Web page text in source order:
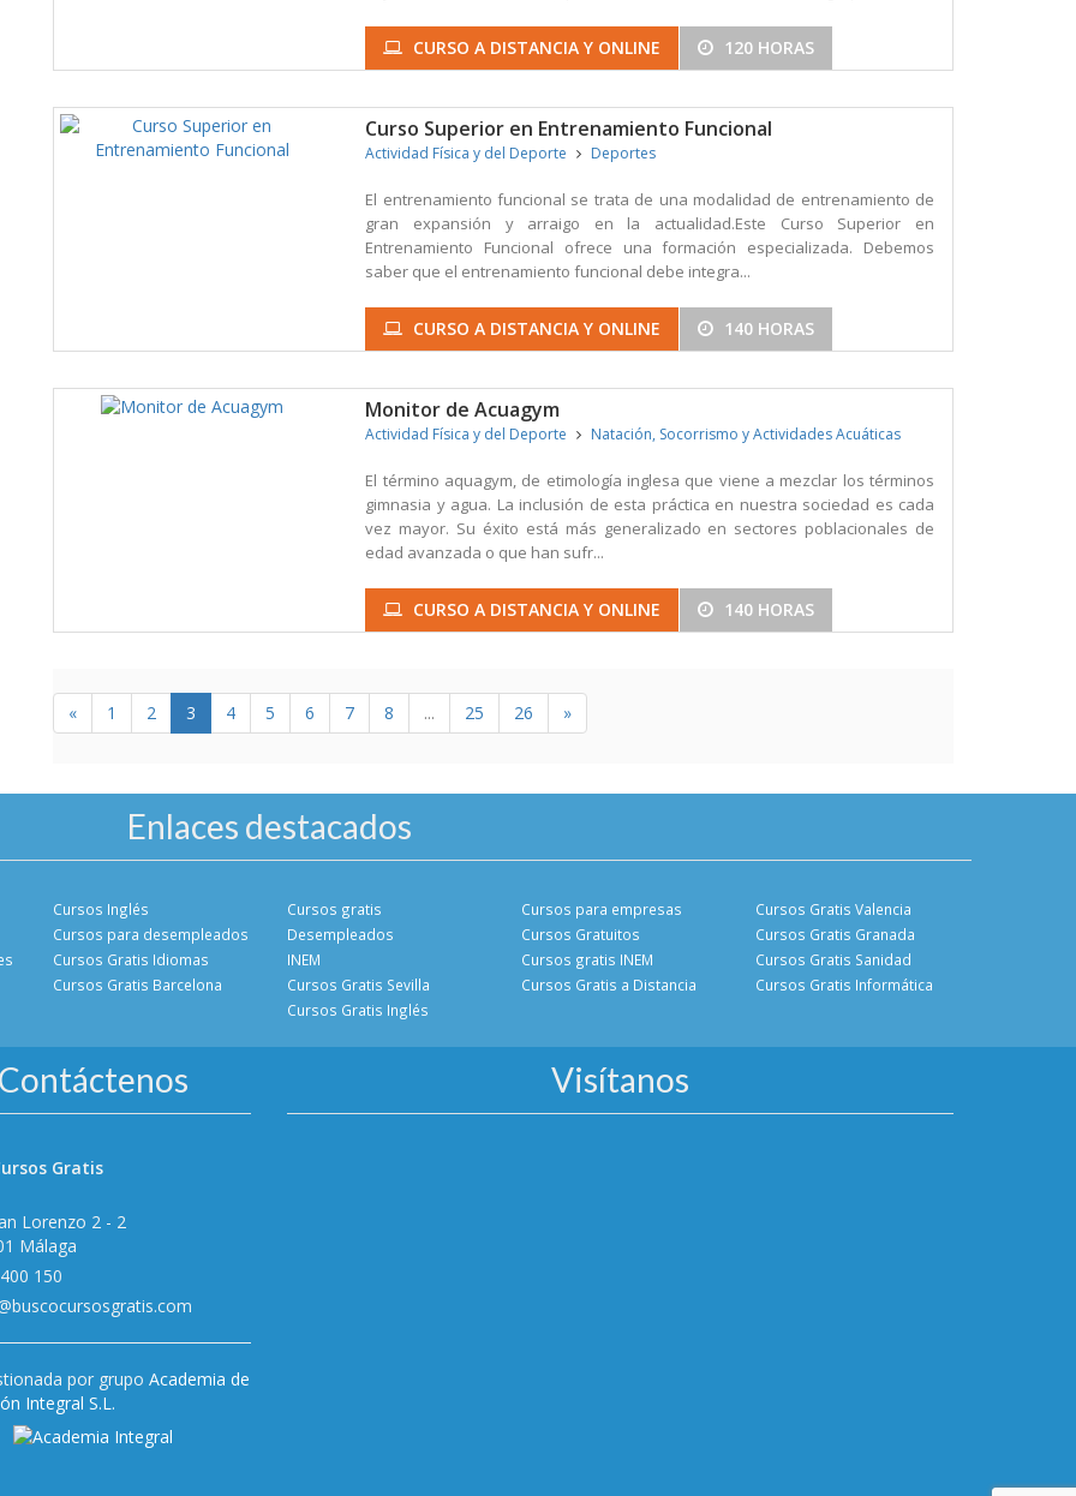
CURSO A DISTANCIA Y ONLINE 120 HORAS
Curso Superior en Entrenamiento Funcional
Actividad Física y del Deporte Deportes
El entrenamiento funcional se trata de una modalidad de entrenamiento de
gran expansión y arraigo en la actualidad.Este Curso Superior en
Entrenamiento Funcional ofrece una formación especializada. Debemos
saber que el entrenamiento funcional debe integra...
CURSO A DISTANCIA Y ONLINE 140 HORAS
Monitor de Acuagym
Actividad Física y del Deporte Natación, Socorrismo y Actividades Acuáticas
El término aquagym, de etimología inglesa que viene a mezclar los términos
gimnasia y agua. La inclusión de esta práctica en nuestra sociedad es cada
vez mayor. Su éxito está más generalizado en sectores poblacionales de
edad avanzada o que han sufr...
CURSO A DISTANCIA Y ONLINE 140 HORAS
« 1 2 3 4 5 6 7 8 ... 25 26 »
Enlaces destacados
Cursos Inglés
Cursos para desempleados
Cursos Gratis Idiomas
Cursos Gratis Barcelona
Cursos gratis
Desempleados
INEM
Cursos Gratis Sevilla
Cursos Gratis Inglés
Cursos para empresas
Cursos Gratuitos
Cursos gratis INEM
Cursos Gratis a Distancia
Cursos Gratis Valencia
Cursos Gratis Granada
Cursos Gratis Sanidad
Cursos Gratis Informática
Contáctenos
Gratis
Lorenzo 2 - 2
Málaga
150
por grupo Academia de
Integral S.L.
Visítanos